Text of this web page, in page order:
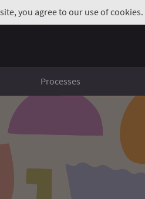
you agree to our use of cookies.
Processes